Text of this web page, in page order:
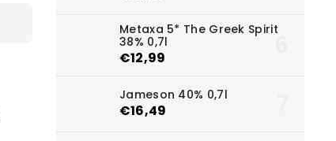
Metaxa 5* The Greek Spirit
38% 0,7l
€12,99
Jameson 40% 0,7l
€16,49